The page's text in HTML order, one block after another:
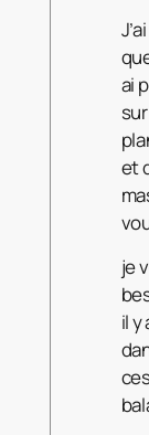
ai
et
je
il